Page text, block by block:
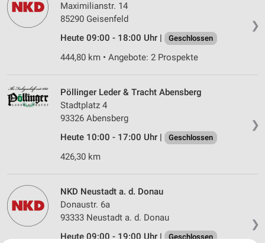
❯
Maximilianstr. 14
85290 Geisenfeld
Heute 09:00 - 18:00 Uhr |
Geschlossen
444,80 km • Angebote: 2 Prospekte
❯
Pöllinger Leder & Tracht Abensberg
Stadtplatz 4
93326 Abensberg
Heute 10:00 - 17:00 Uhr |
Geschlossen
426,30 km
❯
NKD Neustadt a. d. Donau
Donaustr. 6a
93333 Neustadt a. d. Donau
Heute 09:00 - 19:00 Uhr | Geschlossen